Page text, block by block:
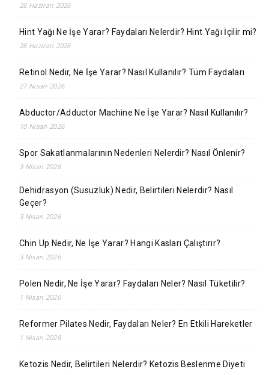
26 Haziran 2026
Hint Yağı Ne İşe Yarar? Faydaları Nelerdir? Hint Yağı İçilir mi?
26 Haziran 2026
Retinol Nedir, Ne İşe Yarar? Nasıl Kullanılır? Tüm Faydaları
27 Nisan 2026
Abductor/Adductor Machine Ne İşe Yarar? Nasıl Kullanılır?
10 Nisan 2026
Spor Sakatlanmalarının Nedenleri Nelerdir? Nasıl Önlenir?
3 Nisan 2026
Dehidrasyon (Susuzluk) Nedir, Belirtileri Nelerdir? Nasıl
Geçer?
3 Nisan 2026
Chin Up Nedir, Ne İşe Yarar? Hangi Kasları Çalıştırır?
3 Nisan 2026
Polen Nedir, Ne İşe Yarar? Faydaları Neler? Nasıl Tüketilir?
1 Nisan 2026
Reformer Pilates Nedir, Faydaları Neler? En Etkili Hareketler
1 Nisan 2026
Ketozis Nedir, Belirtileri Nelerdir? Ketozis Beslenme Diyeti